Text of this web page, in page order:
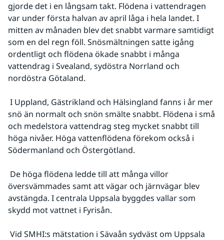
gjorde det i en långsam takt. Flödena i vattendragen
var under första halvan av april låga i hela landet. I
mitten av månaden blev det snabbt varmare samtidigt
som en del regn föll. Snösmältningen satte igång
ordentligt och flödena ökade snabbt i många
vattendrag i Svealand, sydöstra Norrland och
nordöstra Götaland.
snö än normalt och snön smälte snabbt. Flödena i små
och medelstora vattendrag steg mycket snabbt till
höga nivåer. Höga vattenflödena förekom också i
Södermanland och Östergötland.
översvämmades samt att vägar och järnvägar blev
avstängda. I centrala Uppsala byggdes vallar som
skydd mot vattnet i Fyrisån.